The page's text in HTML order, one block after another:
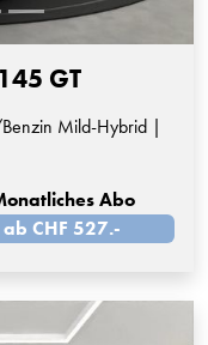
GT
Mild-Hybrid |
Abo
ab CHF 527.-